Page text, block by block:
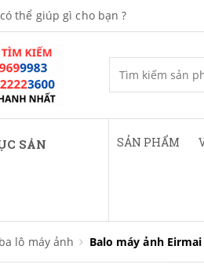
thể giúp gì cho bạn ?
SẢN SẢN PHẨM
lô máy ảnh Balo máy ảnh